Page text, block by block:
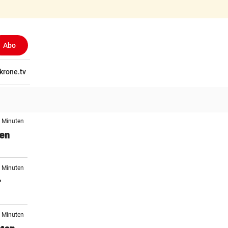
Abo
krone.tv
Minuten
Minuten
Minuten